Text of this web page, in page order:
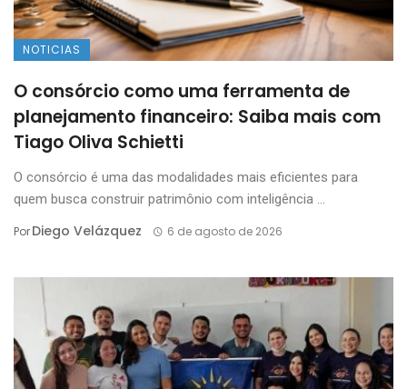
NOTICIAS
O consórcio como uma ferramenta de
planejamento financeiro: Saiba mais com
Tiago Oliva Schietti
O consórcio é uma das modalidades mais eficientes para
quem busca construir patrimônio com inteligência ...
PorDiego Velázquez 6 de agosto de 2026